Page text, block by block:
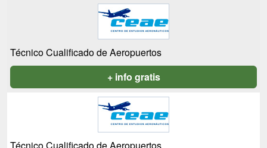
Técnico Cualificado de Aeropuertos
+ info gratis